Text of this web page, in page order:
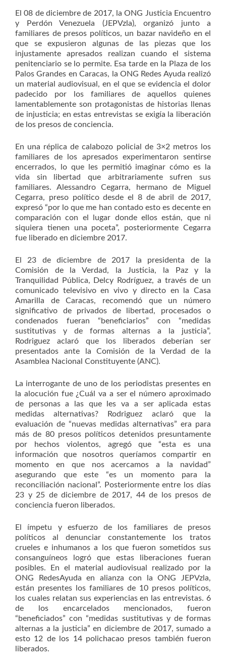
El 08 de diciembre de 2017, la ONG Justicia Encuentro
y Perdón Venezuela (JEPVzla), organizó junto a
familiares de presos políticos, un bazar navideño en el
que se expusieron algunas de las piezas que los
injustamente apresados realizan cuando el sistema
penitenciario se lo permite. Esa tarde en la Plaza de los
Palos Grandes en Caracas, la ONG Redes Ayuda realizó
un material audiovisual, en el que se evidencia el dolor
padecido por los familiares de aquellos quienes
lamentablemente son protagonistas de historias llenas
de injusticia; en estas entrevistas se exigía la liberación
de los presos de conciencia.
En una réplica de calabozo policial de 3×2 metros los
familiares de los apresados experimentaron sentirse
encerrados, lo que les permitió imaginar cómo es la
vida sin libertad que arbitrariamente sufren sus
familiares. Alessandro Cegarra, hermano de Miguel
Cegarra, preso político desde el 8 de abril de 2017,
expresó “por lo que me han contado esto es decente en
comparación con el lugar donde ellos están, que ni
siquiera tienen una poceta”, posteriormente Cegarra
fue liberado en diciembre 2017.
El 23 de diciembre de 2017 la presidenta de la
Comisión de la Verdad, la Justicia, la Paz y la
Tranquilidad Pública, Delcy Rodríguez, a través de un
comunicado televisivo en vivo y directo en la Casa
Amarilla de Caracas, recomendó que un número
significativo de privados de libertad, procesados o
condenados fueran “beneficiarios” con “medidas
sustitutivas y de formas alternas a la justicia”,
Rodriguez aclaró que los liberados deberían ser
presentados ante la Comisión de la Verdad de la
Asamblea Nacional Constituyente (ANC).
La interrogante de uno de los periodistas presentes en
la alocución fue ¿Cuál va a ser el número aproximado
de personas a las que les va a ser aplicada estas
medidas alternativas? Rodriguez aclaró que la
evaluación de “nuevas medidas alternativas” era para
más de 80 presos políticos detenidos presuntamente
por hechos violentos, agregó que “esta es una
información que nosotros queríamos compartir en
momento en que nos acercamos a la navidad”
asegurando que este “es un momento para la
reconciliación nacional”. Posteriormente entre los días
23 y 25 de diciembre de 2017, 44 de los presos de
conciencia fueron liberados.
El ímpetu y esfuerzo de los familiares de presos
políticos al denunciar constantemente los tratos
crueles e inhumanos a los que fueron sometidos sus
consanguíneos logró que estas liberaciones fueran
posibles. En el material audiovisual realizado por la
ONG RedesAyuda en alianza con la ONG JEPVzla,
están presentes los familiares de 10 presos políticos,
los cuales relatan sus experiencias en las entrevistas. 6
de los encarcelados mencionados, fueron
“beneficiados” con “medidas sustitutivas y de formas
alternas a la justicia” en diciembre de 2017, sumado a
esto 12 de los 14 polichacao presos también fueron
liberados.